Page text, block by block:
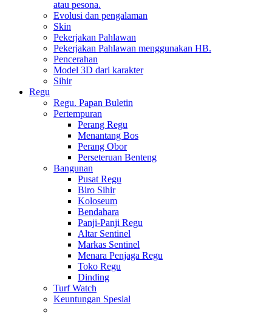
atau pesona.
Evolusi dan pengalaman
Skin
Pekerjakan Pahlawan
Pekerjakan Pahlawan menggunakan HB.
Pencerahan
Model 3D dari karakter
Sihir
Regu
Regu. Papan Buletin
Pertempuran
Perang Regu
Menantang Bos
Perang Obor
Perseteruan Benteng
Bangunan
Pusat Regu
Biro Sihir
Koloseum
Bendahara
Panji-Panji Regu
Altar Sentinel
Markas Sentinel
Menara Penjaga Regu
Toko Regu
Dinding
Turf Watch
Keuntungan Spesial